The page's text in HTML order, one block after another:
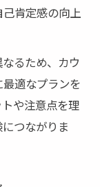
肯定感の向上
るため、カウ
適なプランを
や注意点を理
つながりま